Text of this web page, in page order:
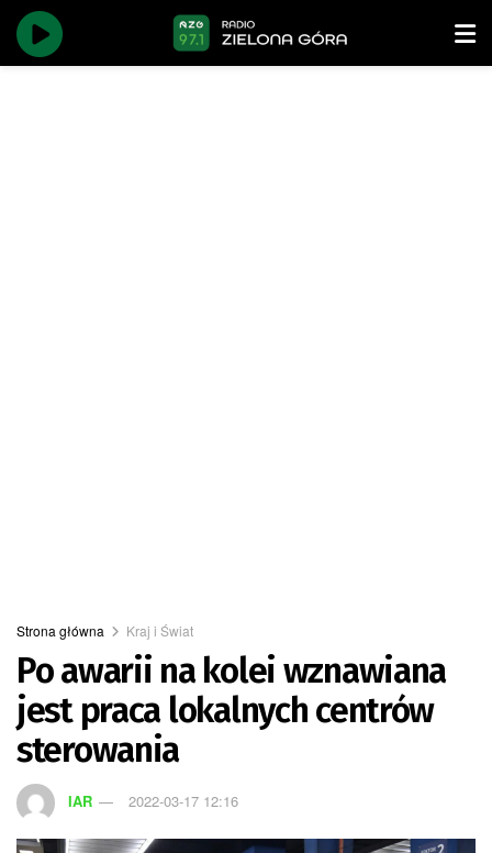
Strona główna Kraj i Świat
Po awarii na kolei wznawiana
jest praca lokalnych centrów
sterowania
IAR 2022-03-17 12:16